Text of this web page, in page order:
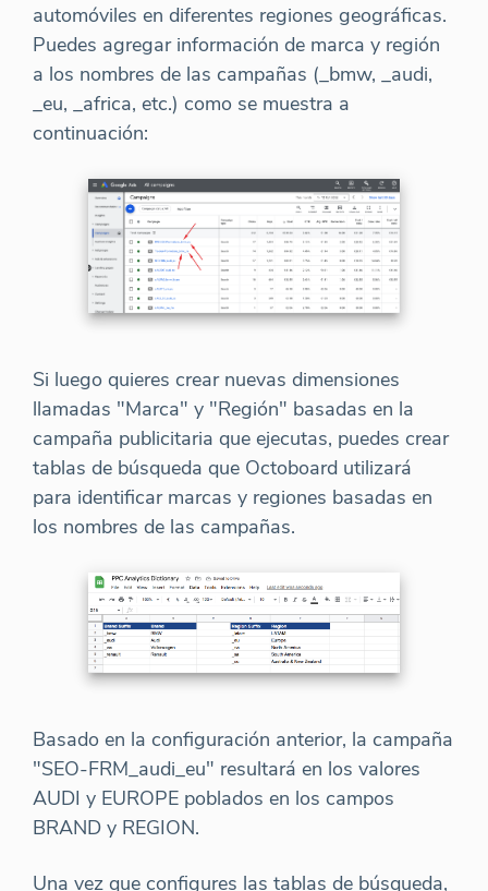
automóviles en diferentes regiones geográficas.
Puedes agregar información de marca y región
a los nombres de las campañas (_bmw, _audi,
_eu, _africa, etc.) como se muestra a
continuación:
Si luego quieres crear nuevas dimensiones
llamadas "Marca" y "Región" basadas en la
campaña publicitaria que ejecutas, puedes crear
tablas de búsqueda que Octoboard utilizará
para identificar marcas y regiones basadas en
los nombres de las campañas.
Basado en la configuración anterior, la campaña
"SEO-FRM_audi_eu" resultará en los valores
AUDI y EUROPE poblados en los campos
BRAND y REGION.
Una vez que configures las tablas de búsqueda,